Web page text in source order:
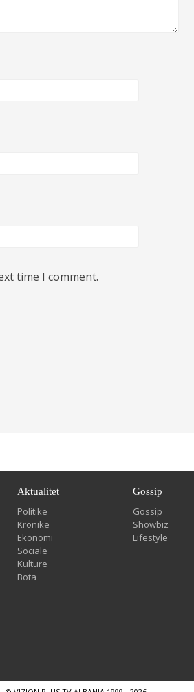
time I comment.
Aktualitet
Politike
Kronike
Ekonomi
Sociale
Kulture
Bota
Gossip
Gossip
Showbiz
Lifestyle